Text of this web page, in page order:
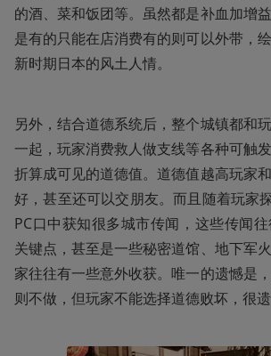
的酒、菜和饭团等。虽然都是补血加增
是有的只能在店消费有的则可以外带，
新时期日本的风土人情。
另外，结合道德系统后，整个城镇都和
一起，玩家消费救人做支线等各种可触
折算成可见的道德值。道德值越高玩家
好，甚至还可以交朋友。而且随着玩家
PC口中获知很多城市传闻，这些传闻
关键点，甚至是一些秘密道馆、地下军
家往往有一些意外收获。唯一的遗憾是
则不做，但玩家不能选择道德败坏，很遗